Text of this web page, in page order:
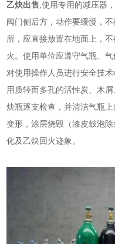
乙炔出售,使用专用的减压器
阀门侧后方，动作要缓慢，
所，应直接放置在地面上，
火。使用单位应遵守气瓶、
对使用操作人员进行安全技
用质轻而多孔的活性炭、木
炔瓶逐支检查，并清洁气瓶
变形，涂层烧毁（漆皮鼓泡
化及乙炔回火迹象。